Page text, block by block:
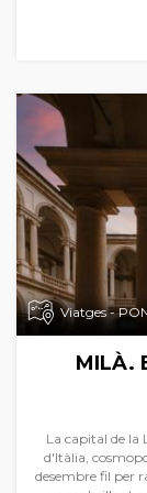
Viatges -
MILÀ.
La capital de la
d'Itàlia,
desembre fil per